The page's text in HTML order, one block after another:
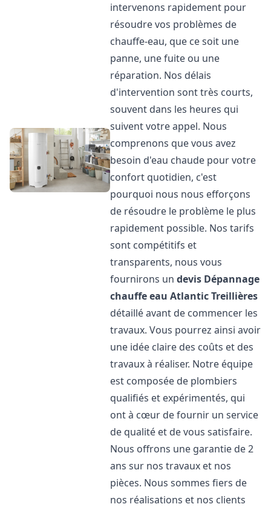
intervenons rapidement pour
résoudre vos problèmes de
chauffe-eau, que ce soit une
panne, une fuite ou une
réparation. Nos délais
d'intervention sont très courts,
souvent dans les heures qui
suivent votre appel. Nous
comprenons que vous avez
besoin d'eau chaude pour votre
confort quotidien, c'est
pourquoi nous nous efforçons
de résoudre le problème le plus
rapidement possible. Nos tarifs
sont compétitifs et
transparents, nous vous
fournirons undevis Dépannage
chauffe eau AtlanticTreillières
détaillé avant de commencer les
travaux. Vous pourrez ainsi avoir
une idée claire des coûts et des
travaux à réaliser. Notre équipe
est composée de plombiers
qualifiés et expérimentés, qui
ont à cœur de fournir un service
de qualité et de vous satisfaire.
Nous offrons une garantie de 2
ans sur nos travaux et nos
pièces. Nous sommes fiers de
nos réalisations et nos clients